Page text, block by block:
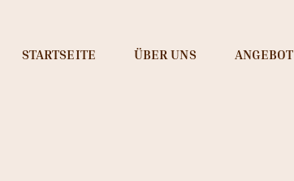
STARTSEITE ÜBER UNS ANGEBOT